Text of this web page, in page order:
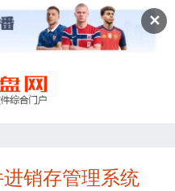
✕
销存管理系统